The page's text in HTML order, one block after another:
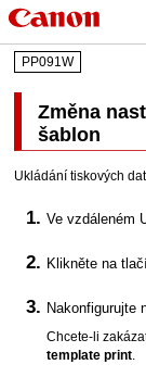
PP091W
Změna
šablon
Ukládání tiskových
Ve vzdáleném
Klikněte na
Nakonfigurujte
Chcete-li
template print